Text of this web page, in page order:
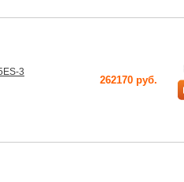
3
262170 руб.